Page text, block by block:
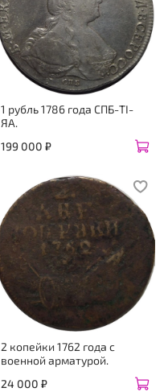
1 рубль 1786 года СПБ-ТI-
ЯА.
199 000 ₽
2 копейки 1762 года с
военной арматурой.
24 000 ₽